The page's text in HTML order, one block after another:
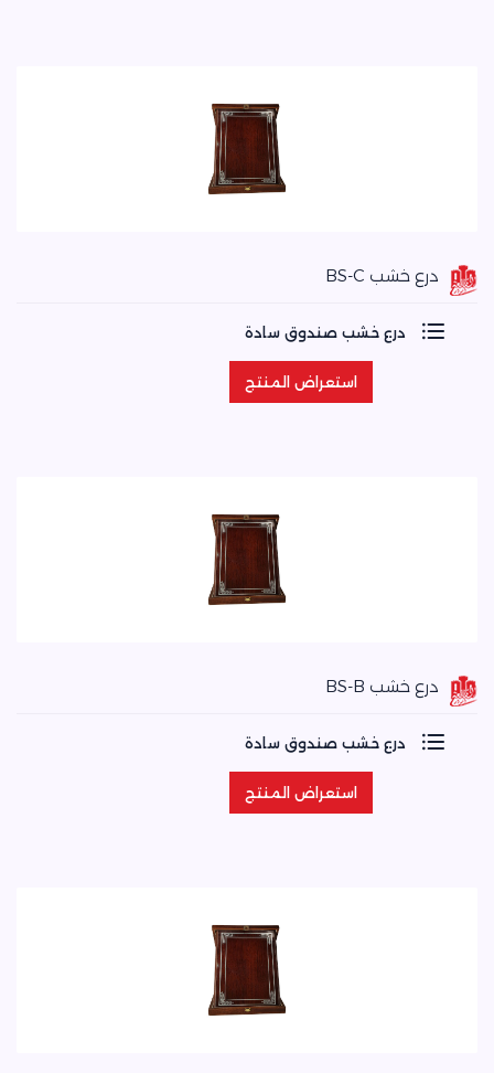
درع خشب BS-C
درع خشب صندوق سادة
استعراض المنتج
استعراض المنتج
درع خشب BS-B
درع خشب صندوق سادة
استعراض المنتج
استعراض المنتج